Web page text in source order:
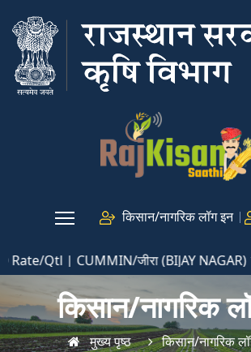
किसान/नागरिक लॉग इन
Qtl | CUMMIN/जीरा (BIJAY NAGAR)
किसान/नागरिक
मुख्य पृष्ठ किसान/नागरिक